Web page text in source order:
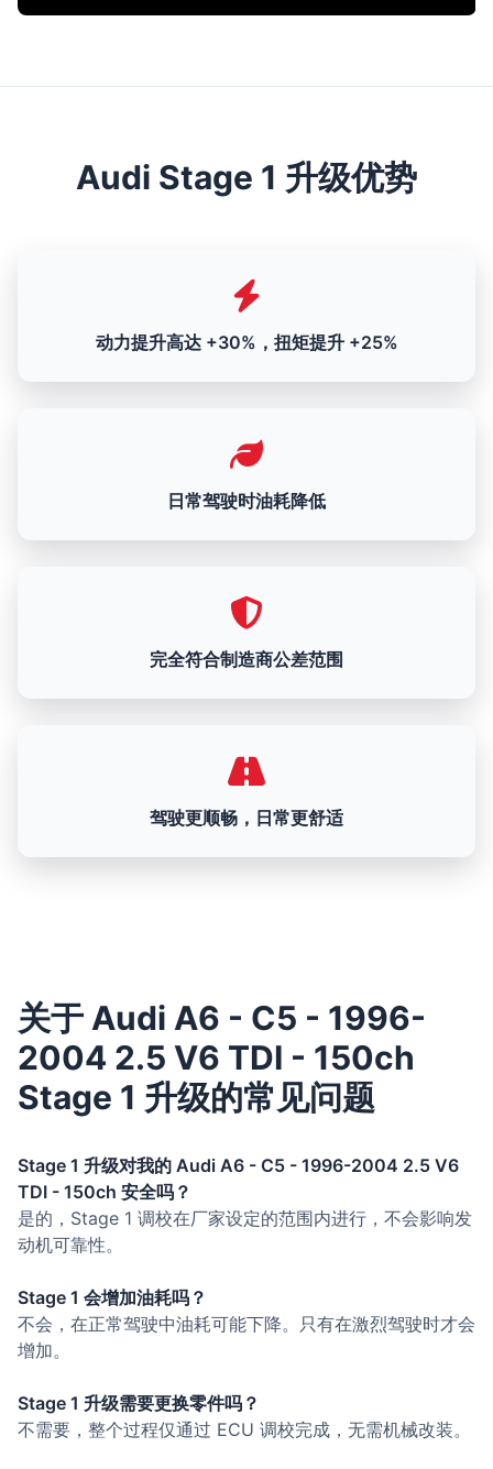
Audi Stage 1 升级优势
动力提升高达 +30%，扭矩提升 +25%
日常驾驶时油耗降低
完全符合制造商公差范围
驾驶更顺畅，日常更舒适
关于 Audi A6 - C5 - 1996-
2004 2.5 V6 TDI - 150ch
Stage 1 升级的常见问题
Stage 1 升级对我的 Audi A6 - C5 - 1996-2004 2.5 V6
TDI - 150ch 安全吗？
是的，Stage 1 调校在厂家设定的范围内进行，不会影响发
动机可靠性。
Stage 1 会增加油耗吗？
不会，在正常驾驶中油耗可能下降。只有在激烈驾驶时才会
增加。
Stage 1 升级需要更换零件吗？
不需要，整个过程仅通过 ECU 调校完成，无需机械改装。